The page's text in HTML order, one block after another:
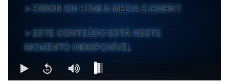
ERROR ON HTML5 MEDIA ELEMENT
ESTE CONTEÚDO ESTÁ NESTE
MOMENTO INDISPONÍVEL